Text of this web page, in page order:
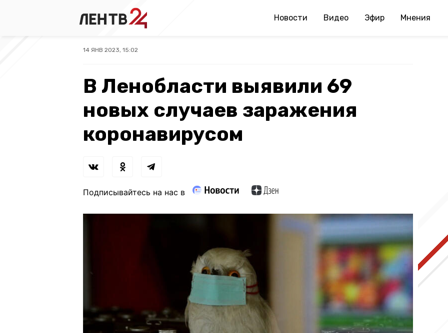
Новости Видео Эфир Мнения
14 ЯНВ 2023, 15:02
В Ленобласти выявили 69
новых случаев заражения
коронавирусом
Подписывайтесь на нас в